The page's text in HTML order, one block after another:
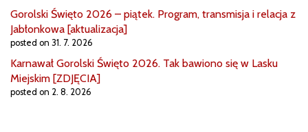
Gorolski Święto 2026 – piątek. Program, transmisja i relacja z
Jabłonkowa [aktualizacja]
posted on 31. 7. 2026
Karnawał Gorolski Święto 2026. Tak bawiono się w Lasku
Miejskim [ZDJĘCIA]
posted on 2. 8. 2026